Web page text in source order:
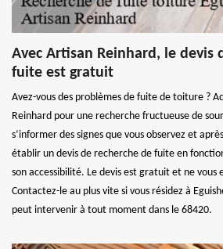
Avec Artisan Reinhard, le devis
fuite est gratuit
Avez-vous des problèmes de fuite de toiture ?
Reinhard pour une recherche fructueuse de
s’informer des signes que vous observez et
établir un devis de recherche de fuite en
son accessibilité. Le devis est gratuit et ne vous
Contactez-le au plus vite si vous résidez à
peut intervenir à tout moment dans le 68420.